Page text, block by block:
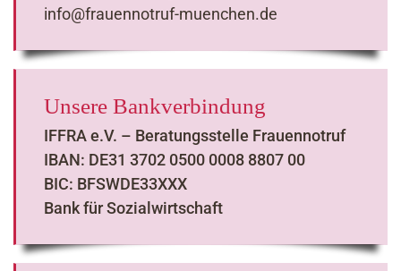
info@frauennotruf-muenchen.de
Unsere Bankverbindung
IFFRA e.V. – Beratungsstelle Frauennotruf
IBAN: DE31 3702 0500 0008 8807 00
BIC: BFSWDE33XXX
Bank für Sozialwirtschaft